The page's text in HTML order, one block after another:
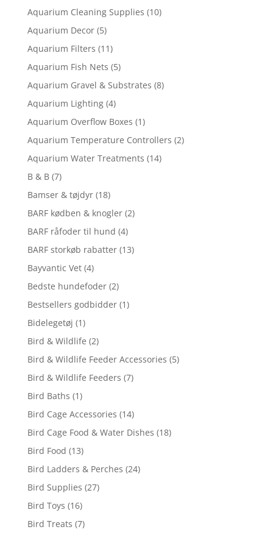
Aquarium Cleaning Supplies (10)
Aquarium Decor (5)
Aquarium Filters (11)
Aquarium Fish Nets (5)
Aquarium Gravel & Substrates (8)
Aquarium Lighting (4)
Aquarium Overflow Boxes (1)
Aquarium Temperature Controllers (2)
Aquarium Water Treatments (14)
B & B (7)
Bamser & tøjdyr (18)
BARF kødben & knogler (2)
BARF råfoder til hund (4)
BARF storkøb rabatter (13)
Bayvantic Vet (4)
Bedste hundefoder (2)
Bestsellers godbidder (1)
Bidelegetøj (1)
Bird & Wildlife (2)
Bird & Wildlife Feeder Accessories (5)
Bird & Wildlife Feeders (7)
Bird Baths (1)
Bird Cage Accessories (14)
Bird Cage Food & Water Dishes (18)
Bird Food (13)
Bird Ladders & Perches (24)
Bird Supplies (27)
Bird Toys (16)
Bird Treats (7)